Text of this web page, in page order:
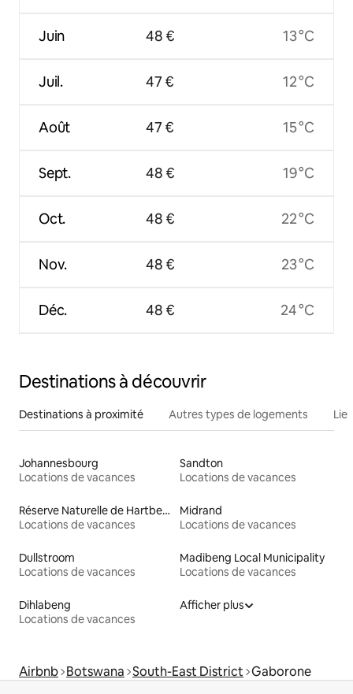
Juin
Juil.
Août
Sept.
Oct.
Nov.
Déc.
48 €
47 €
47 €
48 €
48 €
48 €
48 €
13 °C
12 °C
15 °C
19 °C
22 °C
23 °C
24 °C
Destinations à découvrir
Destinations à proximité Autres types de logements
Johannesbourg
Locations de vacances
Sandton
Locations de vacances
Réserve Naturelle de Hartbeespoort
Locations de vacances
Midrand
Locations de vacances
Dullstroom
Locations de vacances
Madibeng Local Municipality
Locations de vacances
Dihlabeng
Locations de vacances
Afficher plus
Airbnb Botswana South-East District Gaborone